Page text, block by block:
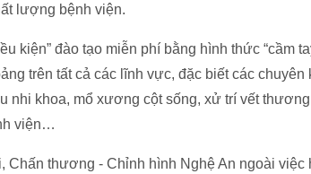
lượng bệnh viện.
kiện” đào tạo miễn phí bằng hình thức “cầm
trên tất cả các lĩnh vực, đặc biết các
nhi khoa, mổ xương cột sống, xử trí vết
viện…
Chấn thương - Chỉnh hình Nghệ An ngoài việc